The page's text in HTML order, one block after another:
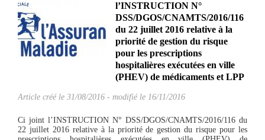
l’INSTRUCTION N°
DSS/DGOS/CNAMTS/2016/116
du 22 juillet 2016 relative à la
priorité de gestion du risque
pour les prescriptions
hospitalières exécutées en ville
(PHEV) de médicaments et LPP
Article créé le 31/08/2016 - modifié le 16/11/2016
Ci joint l’INSTRUCTION N° DSS/DGOS/CNAMTS/2016/116 du
22 juillet 2016 relative à la priorité de gestion du risque pour les